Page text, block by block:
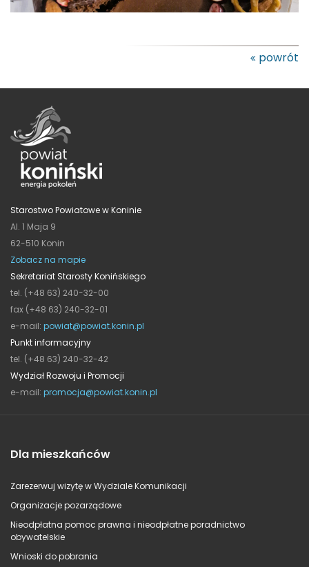
powrót
Starostwo Powiatowe w Koninie
Al. 1 Maja 9
62-510 Konin
Zobacz na mapie
Sekretariat Starosty Konińskiego
tel. (+48 63) 240-32-00
fax (+48 63) 240-32-01
e-mail: powiat@powiat.konin.pl
Punkt informacyjny
tel. (+48 63) 240-32-42
Wydział Rozwoju i Promocji
e-mail: promocja@powiat.konin.pl
Dla mieszkańców
Zarezerwuj wizytę w Wydziale Komunikacji
Organizacje pozarządowe
Nieodpłatna pomoc prawna i nieodpłatne poradnictwo
obywatelskie
Wnioski do pobrania